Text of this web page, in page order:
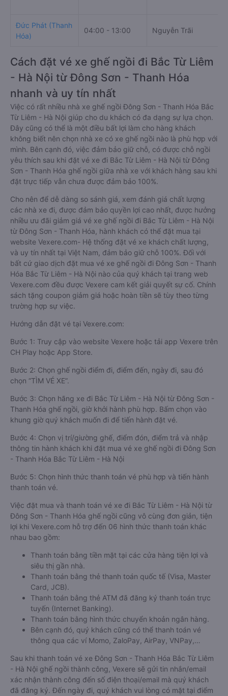
Đức Phát (Thanh
Hóa)
04:00 - 13:00 Nguyễn Trãi
Cách đặt vé xe ghế ngồi đi Bắc Từ Liêm
- Hà Nội từ Đông Sơn - Thanh Hóa
nhanh và uy tín nhất
Việc có rất nhiều nhà xe ghế ngồi Đông Sơn - Thanh Hóa Bắc
Từ Liêm - Hà Nội giúp cho du khách có đa dạng sự lựa chọn.
Đây cũng có thể là một điều bất lợi làm cho hàng khách
không biết nên chọn nhà xe có xe ghế ngồi nào là phù hợp với
mình. Bên cạnh đó, việc đảm bảo giữ chỗ, có được chỗ ngồi
yêu thích sau khi đặt vé xe đi Bắc Từ Liêm - Hà Nội từ Đông
Sơn - Thanh Hóa ghế ngồi giữa nhà xe với khách hàng sau khi
đặt trực tiếp vẫn chưa được đảm bảo 100%.
Cho nên để dễ dàng so sánh giá, xem đánh giá chất lượng
các nhà xe đi, được đảm bảo quyền lợi cao nhất, được hưởng
nhiều ưu đãi giảm giá vé xe ghế ngồi đi Bắc Từ Liêm - Hà Nội
từ Đông Sơn - Thanh Hóa, hành khách có thể đặt mua tại
website Vexere.com- Hệ thống đặt vé xe khách chất lượng,
và uy tín nhất tại Việt Nam, đảm bảo giữ chỗ 100%. Đối với
bất cứ giao dịch đặt mua vé xe ghế ngồi đi Đông Sơn - Thanh
Hóa Bắc Từ Liêm - Hà Nội nào của quý khách tại trang web
Vexere.com đều được Vexere cam kết giải quyết sự cố. Chính
sách tặng coupon giảm giá hoặc hoàn tiền sẽ tùy theo từng
trường hợp sự việc.
Hướng dẫn đặt vé tại Vexere.com:
Bước 1: Truy cập vào website Vexere hoặc tải app Vexere trên
CH Play hoặc App Store.
Bước 2: Chọn ghế ngồi điểm đi, điểm đến, ngày đi, sau đó
chọn “TÌM VÉ XE”.
Bước 3: Chọn hãng xe đi Bắc Từ Liêm - Hà Nội từ Đông Sơn -
Thanh Hóa ghế ngồi, giờ khởi hành phù hợp. Bấm chọn vào
khung giờ quý khách muốn đi để tiến hành đặt vé.
Bước 4: Chọn vị trí/giường ghế, điểm đón, điểm trả và nhập
thông tin hành khách khi đặt mua vé xe ghế ngồi đi Đông Sơn
- Thanh Hóa Bắc Từ Liêm - Hà Nội
Bước 5: Chọn hình thức thanh toán vé phù hợp và tiến hành
thanh toán vé.
Việc đặt mua và thanh toán vé xe đi Bắc Từ Liêm - Hà Nội từ
Đông Sơn - Thanh Hóa ghế ngồi cũng vô cùng đơn giản, tiện
lợi khi Vexere.com hỗ trợ đến 06 hình thức thanh toán khác
nhau bao gồm:
Thanh toán bằng tiền mặt tại các cửa hàng tiện lợi và
siêu thị gần nhà.
Thanh toán bằng thẻ thanh toán quốc tế (Visa, Master
Card, JCB).
Thanh toán bằng thẻ ATM đã đăng ký thanh toán trực
tuyến (Internet Banking).
Thanh toán bằng hình thức chuyển khoản ngân hàng.
Bên cạnh đó, quý khách cũng có thể thanh toán vé
thông qua các ví Momo, ZaloPay, AirPay, VNPay,…
Sau khi thanh toán vé xe Đông Sơn - Thanh Hóa Bắc Từ Liêm
- Hà Nội ghế ngồi thành công, Vexere sẽ gửi tin nhắn/email
xác nhận thành công đến số điện thoại/email mà quý khách
đã đăng ký. Đến ngày đi, quý khách vui lòng có mặt tại điểm